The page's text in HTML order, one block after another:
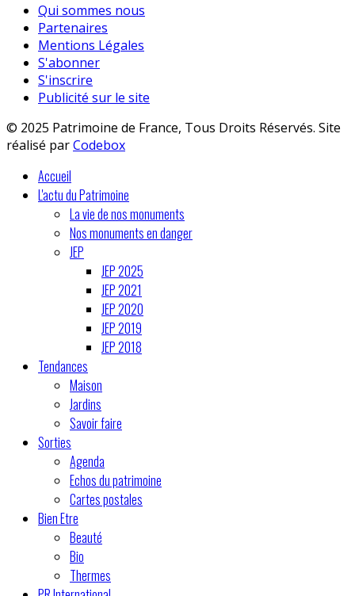
Qui sommes nous
Partenaires
Mentions Légales
S'abonner
S'inscrire
Publicité sur le site
© 2025 Patrimoine de France, Tous Droits Réservés. Site
réalisé parCodebox
Accueil
L'actu du Patrimoine
La vie de nos monuments
Nos monuments en danger
JEP
JEP 2025
JEP 2021
JEP 2020
JEP 2019
JEP 2018
Tendances
Maison
Jardins
Savoir faire
Sorties
Agenda
Echos du patrimoine
Cartes postales
Bien Etre
Beauté
Bio
Thermes